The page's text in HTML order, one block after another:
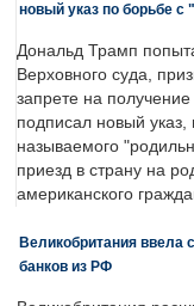
новый указ по борьбе
Дональд Трамп
Верховного суда,
запрете на
подписал новый
называемого
приезд в страну на
американского
Великобритания ввела
банков из РФ